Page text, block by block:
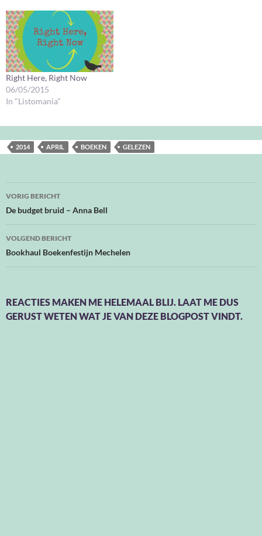
Right Here, Right Now
06/05/2015
In "Listomania"
2014 APRIL BOEKEN GELEZEN
Bericht
navigatie
VORIG BERICHT
De budget bruid – Anna Bell
VOLGEND BERICHT
Bookhaul Boekenfestijn Mechelen
REACTIES MAKEN ME HELEMAAL BLIJ. LAAT ME DUS
GERUST WETEN WAT JE VAN DEZE BLOGPOST VINDT.